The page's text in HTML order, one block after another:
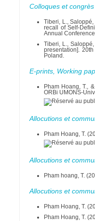
Colloques et
Tiberi, L.,
recall of Self-
Annual
Tiberi, L.,
presentation].
Poland.
E-prints, Working
Pham Hoang, T.,
ORBi UMONS-
Allocutions et
Pham Hoang, T.
Allocutions et
Pham hoang, T.
Allocutions et
Pham Hoang, T.
Pham Hoang, T.